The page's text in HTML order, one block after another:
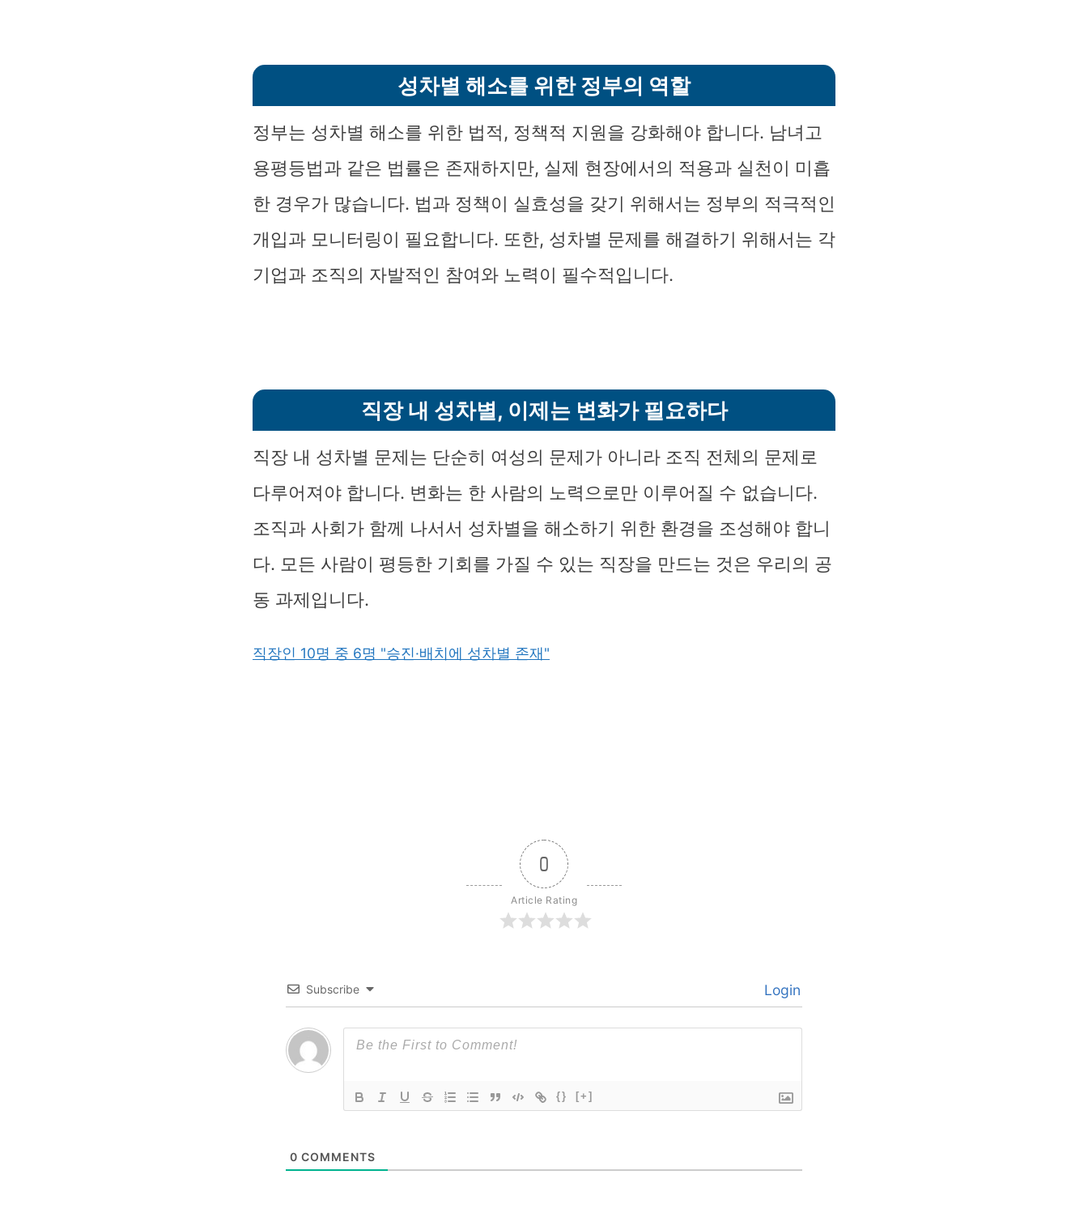
성차별 해소를 위한 정부의 역할
정부는 성차별 해소를 위한 법적, 정책적 지원을 강화해야 합니다. 남녀고
용평등법과 같은 법률은 존재하지만, 실제 현장에서의 적용과 실천이 미흡
한 경우가 많습니다. 법과 정책이 실효성을 갖기 위해서는 정부의 적극적인
개입과 모니터링이 필요합니다. 또한, 성차별 문제를 해결하기 위해서는 각
기업과 조직의 자발적인 참여와 노력이 필수적입니다.
직장 내 성차별, 이제는 변화가 필요하다
직장 내 성차별 문제는 단순히 여성의 문제가 아니라 조직 전체의 문제로
다루어져야 합니다. 변화는 한 사람의 노력으로만 이루어질 수 없습니다.
조직과 사회가 함께 나서서 성차별을 해소하기 위한 환경을 조성해야 합니
다. 모든 사람이 평등한 기회를 가질 수 있는 직장을 만드는 것은 우리의 공
동 과제입니다.
직장인 10명 중 6명 "승진·배치에 성차별 존재"
0
Article Rating
Subscribe Login
{} [+]
0 COMMENTS